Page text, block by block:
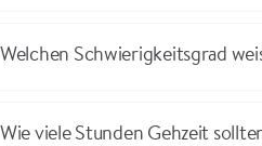
Welchen Schwierigkeitsgrad
Wie viele Stunden Gehzeit